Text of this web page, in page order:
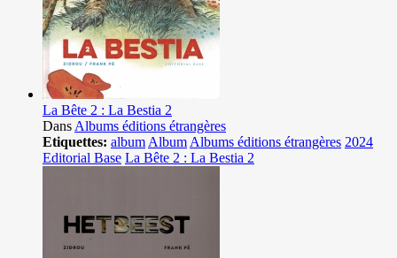
La Bête 2 : La Bestia 2
Dans Albums éditions étrangères
Etiquettes: album Album Albums éditions étrangères 2024
Editorial Base La Bête 2 : La Bestia 2